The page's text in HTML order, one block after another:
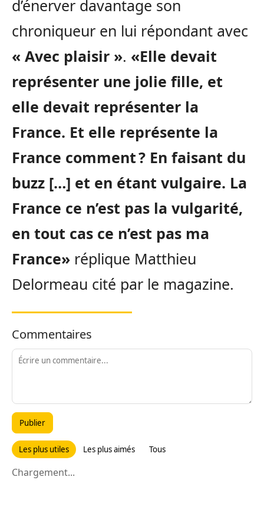
d’énerver davantage son
chroniqueur en lui répondant avec
« Avec plaisir ». «Elle devait
représenter une jolie fille, et
elle devait représenter la
France. Et elle représente la
France comment ? En faisant du
buzz […] et en étant vulgaire. La
France ce n’est pas la vulgarité,
en tout cas ce n’est pas ma
France» réplique Matthieu
Delormeau cité par le magazine.
Commentaires
Publier
Les plus utiles Les plus aimés Tous
Chargement...